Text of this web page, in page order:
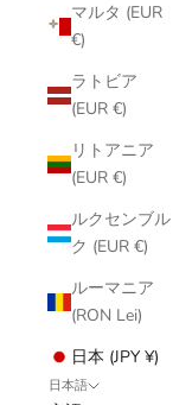
マルタ (EUR
€)
ラトビア
(EUR €)
リトアニア
(EUR €)
ルクセンブル
ク (EUR €)
ルーマニア
(RON Lei)
日本 (JPY ¥)
日本語